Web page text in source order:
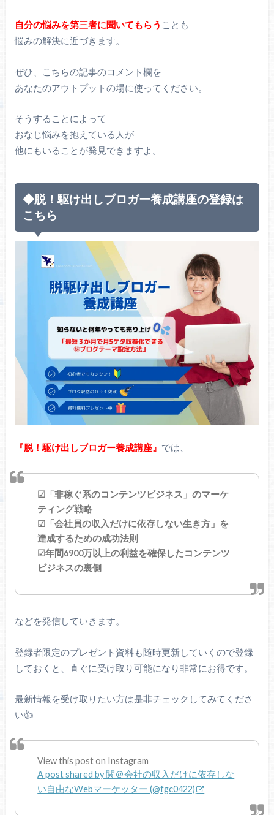
自分の悩みを第三者に聞いてもらう ことも
悩みの解決に近づきます。
ぜひ、こちらの記事のコメント欄を
あなたのアウトプットの場に使ってください。
そうすることによって
おなじ悩みを抱えている人が
他にもいることが発見できますよ。
◆脱！駆け出しブロガー養成講座の登録は
こちら
『脱！駆け出しブロガー養成講座』 では、
☑「非稼ぐ系のコンテンツビジネス」のマーケ
ティング戦略
☑「会社員の収入だけに依存しない生き方」を
達成するための成功法則
☑年間6900万以上の利益を確保したコンテンツ
ビジネスの裏側
などを発信していきます。
登録者限定のプレゼント資料も随時更新していくので登録
しておくと、直ぐに受け取り可能になり非常にお得です。
最新情報を受け取りたい方は是非チェックしてみてくださ
い👍
View this post on Instagram
A post shared by 関＠会社の収入だけに依存しな
い自由なWebマーケッター (@fgc0422)